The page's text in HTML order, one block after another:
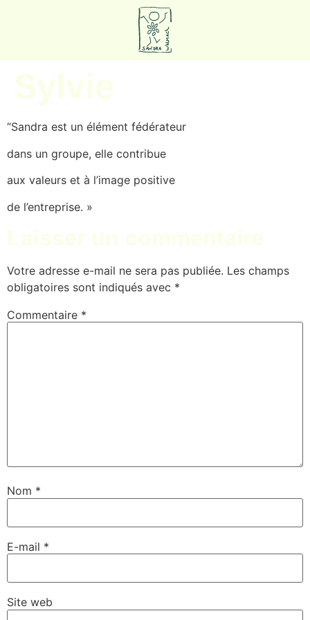
Sylvie
“Sandra est un élément fédérateur
dans un groupe, elle contribue
aux valeurs et à l’image positive
de l’entreprise. »
Laisser un commentaire
Votre adresse e-mail ne sera pas publiée. Les champs
obligatoires sont indiqués avec *
Commentaire *
Nom *
E-mail *
Site web